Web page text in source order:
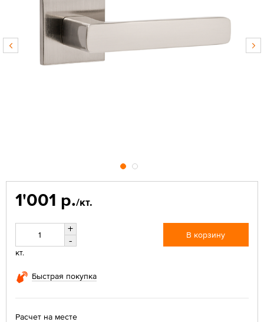
1'001 р./кт.
+
-
кт.
В корзину
Быстрая покупка
Расчет на месте